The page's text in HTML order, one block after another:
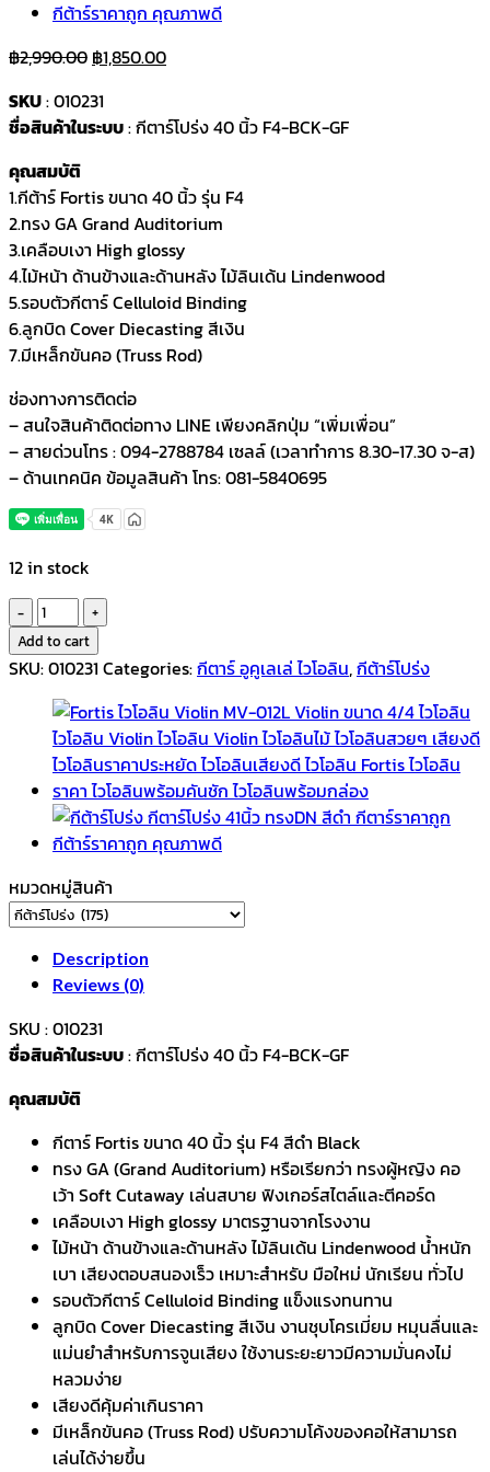
฿2,990.00 Original
was:
฿2,990.00.
฿1,850.00Current
฿1,850.00.
SKU: 010231
ชื่อสินค้าในระบบ: กีตาร์โปร่ง 40 นิ้ว F4-BCK-GF
คุณสมบัติ
1.กีต้าร์ Fortis ขนาด 40 นิ้ว รุ่น F4
2.ทรง GA Grand Auditorium
3.เคลือบเงา High glossy
4.ไม้หน้า ด้านข้างและด้านหลัง ไม้ลินเด้น Lindenwood
5.รอบตัวกีตาร์ Celluloid Binding
6.ลูกบิด Cover Diecasting สีเงิน
7.มีเหล็กขันคอ (Truss Rod)
ช่องทางการติดต่อ
– สนใจสินค้าติดต่อทาง LINE เพียงคลิกปุ่ม “เพิ่มเพื่อน”
– สายด่วนโทร : 094-2788784 เซลล์ (เวลาทำการ 8.30-17.30 จ-ส)
– ด้านเทคนิค ข้อมูลสินค้า โทร: 081-5840695
12 in stock
Fortis
กีตาร์
โปร่ง
GA
ขนาด
40
นิ้ว
F4-
GF
Black
เคลือบ
เงา
High
quantity
Add to cart
SKU:010231 Categories:กีตาร์ อูคูเลเล่ ไวโอลิน,กีต้าร์โปร่ง
หมวดหมู่สินค้า
Description
Reviews (0)
SKU : 010231
ชื่อสินค้าในระบบ: กีตาร์โปร่ง 40 นิ้ว F4-BCK-GF
คุณสมบัติ
กีตาร์ Fortis ขนาด 40 นิ้ว รุ่น F4 สีดำ Black
ทรง GA (Grand Auditorium) หรือเรียกว่า ทรงผู้หญิง คอ
เว้า Soft Cutaway เล่นสบาย ฟิงเกอร์สไตล์และตีคอร์ด
เคลือบเงา High glossy มาตรฐานจากโรงงาน
ไม้หน้า ด้านข้างและด้านหลัง ไม้ลินเด้น Lindenwood น้ำหนัก
เบา เสียงตอบสนองเร็ว เหมาะสำหรับ มือใหม่ นักเรียน ทั่วไป
รอบตัวกีตาร์ Celluloid Binding แข็งแรงทนทาน
ลูกบิด Cover Diecasting สีเงิน งานชุบโครเมี่ยม หมุนลื่นและ
แม่นยำสำหรับการจูนเสียง ใช้งานระยะยาวมีความมั่นคงไม่
หลวมง่าย
เสียงดีคุ้มค่าเกินราคา
มีเหล็กขันคอ (Truss Rod) ปรับความโค้งของคอให้สามารถ
เล่นได้ง่ายขึ้น